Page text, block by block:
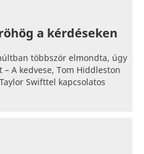
a kérdéseken
többször elmondta, úgy
A kedvese, Tom Hiddleston
Swifttel kapcsolatos